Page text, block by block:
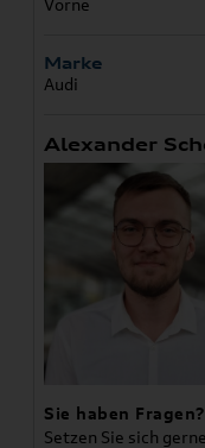
Vorne
Marke
Audi
Alexander
Sie haben Fragen?
Setzen Sie sich